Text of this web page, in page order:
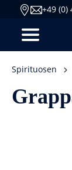
+49 (0)
Spirituosen